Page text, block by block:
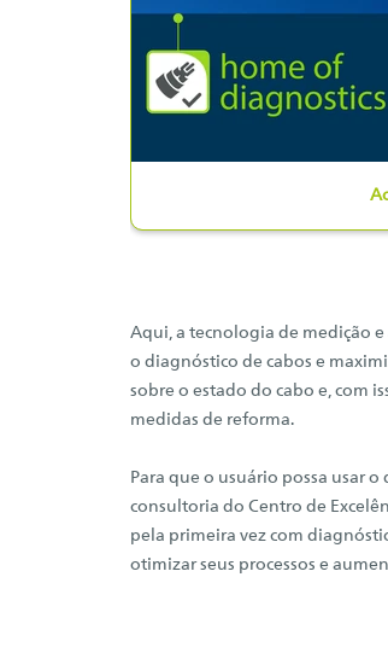
Aqui, a tecnologia de medição
o diagnóstico de cabos e
sobre o estado do cabo e, com
medidas de reforma.
Para que o usuário possa usar
consultoria do Centro de
pela primeira vez com
otimizar seus processos e